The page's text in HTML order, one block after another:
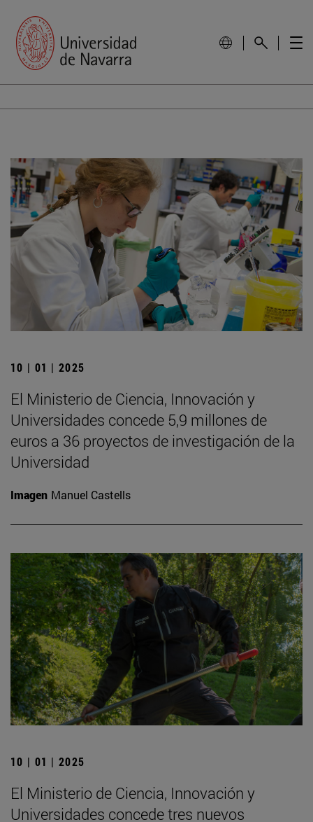
10 | 01 | 2025
El Ministerio de Ciencia, Innovación y
Universidades concede 5,9 millones de
euros a 36 proyectos de investigación de la
Universidad
Imagen Manuel Castells
10 | 01 | 2025
El Ministerio de Ciencia, Innovación y
Universidades concede tres nuevos